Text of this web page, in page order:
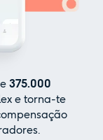
375.000
e torna-te